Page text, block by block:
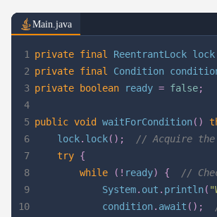
Main.java
1
2
3
4
5
6
7
8
9
10
private final ReentrantLock lock
private final Condition
private
boolean ready = false;
public void waitForCondition( )
    lock
. lock( ) ;
// Acquire
try {
while
( ! ready) {
//
System. out . println(
            condition
. await ( ) ;